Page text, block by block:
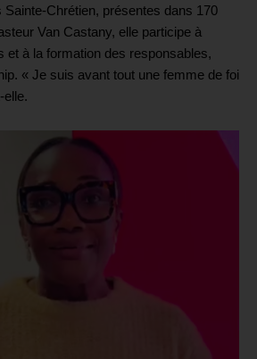
Chrétien, présentes dans 170
Van Castany, elle participe à
et à la formation des responsables,
« Je suis avant tout une femme de foi
elle.